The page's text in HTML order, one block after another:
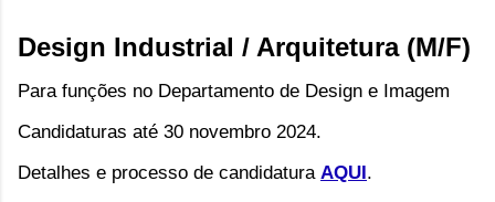
Design Industrial / Arquitetura (M/F)
Para funções no Departamento de Design e Imagem
Candidaturas até 30 novembro 2024.
Detalhes e processo de candidatura AQUI.